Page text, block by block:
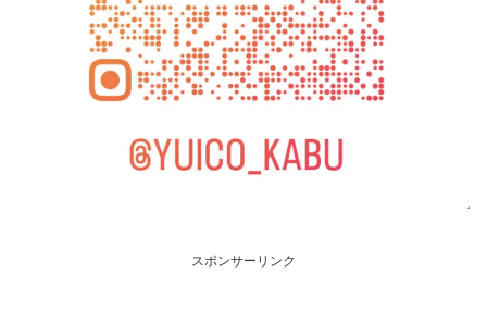
スポンサーリンク